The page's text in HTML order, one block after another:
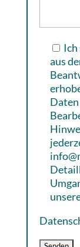
Ich
aus